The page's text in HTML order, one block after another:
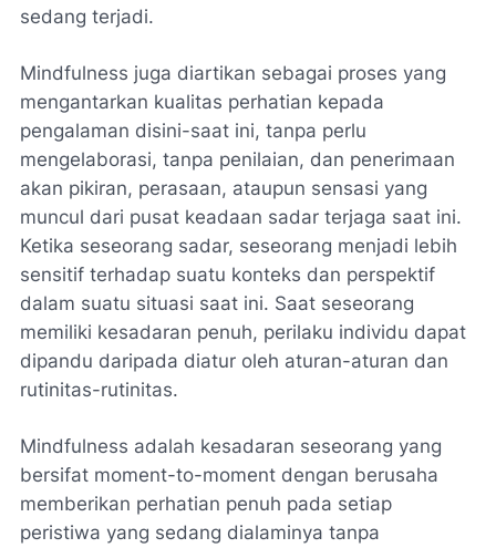
sedang terjadi.
Mindfulness juga diartikan sebagai proses yang
mengantarkan kualitas perhatian kepada
pengalaman disini-saat ini, tanpa perlu
mengelaborasi, tanpa penilaian, dan penerimaan
akan pikiran, perasaan, ataupun sensasi yang
muncul dari pusat keadaan sadar terjaga saat ini.
Ketika seseorang sadar, seseorang menjadi lebih
sensitif terhadap suatu konteks dan perspektif
dalam suatu situasi saat ini. Saat seseorang
memiliki kesadaran penuh, perilaku individu dapat
dipandu daripada diatur oleh aturan-aturan dan
rutinitas-rutinitas.
Mindfulness adalah kesadaran seseorang yang
bersifat moment-to-moment dengan berusaha
memberikan perhatian penuh pada setiap
peristiwa yang sedang dialaminya tanpa